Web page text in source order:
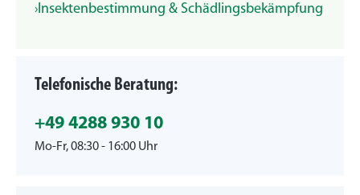
Insektenbestimmung & Schädlingsbekämpfung
Telefonische Beratung:
+49 4288 930 10
Mo-Fr, 08:30 - 16:00 Uhr